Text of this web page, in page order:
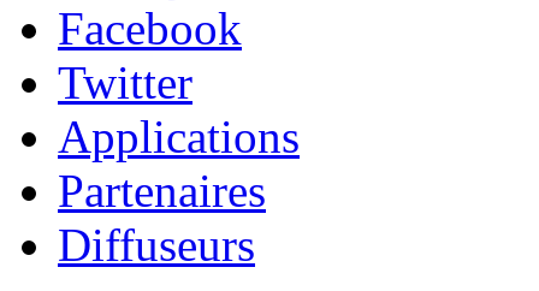
Facebook
Twitter
Applications
Partenaires
Diffuseurs